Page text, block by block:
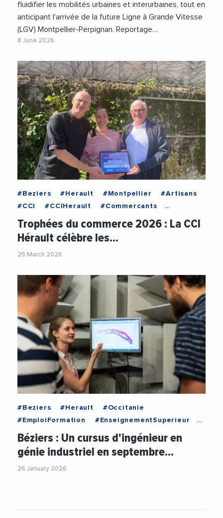
fluidifier les mobilités urbaines et interurbaines, tout en
anticipant l'arrivée de la future Ligne à Grande Vitesse
(LGV) Montpellier-Perpignan. Reportage…
8 June 2026
#Beziers #Herault #Montpellier
#Artisans
#CCI
#CCIHerault
#Commercants
#Commerces
#Entrepreneuriat
#Entrepreneurs
#TropheesDuCommerce
Trophées du commerce 2026 : La CCI
Hérault célèbre les…
25 March 2026
#Beziers #Herault
#Occitanie
#EmploiFormation
#EnseignementSuperieur
#FormationProfessionnelle
#Innovation
#PhilippeAuge
#PolytechBeziers
#Recherche
#Universite
#UniversiteDeMontpellier
Béziers : Un cursus d'ingénieur en
génie industriel en septembre…
26 January 2026